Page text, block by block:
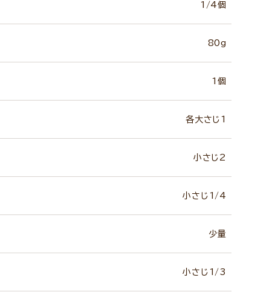
1/4個
80g
1個
各大さじ1
小さじ2
小さじ1/4
少量
小さじ1/3